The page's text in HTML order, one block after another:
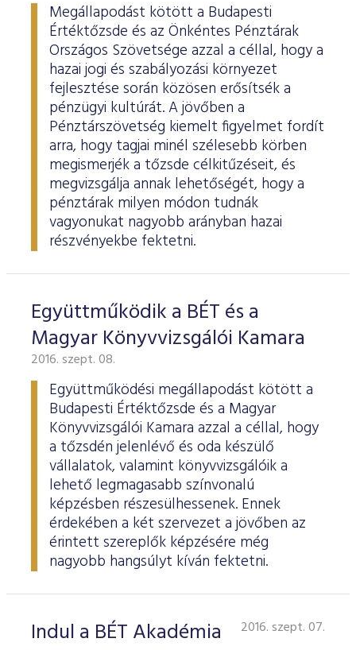
Megállapodást kötött a Budapesti
Értéktőzsde és az Önkéntes Pénztárak
Országos Szövetsége azzal a céllal, hogy a
hazai jogi és szabályozási környezet
fejlesztése során közösen erősítsék a
pénzügyi kultúrát. A jövőben a
Pénztárszövetség kiemelt figyelmet fordít
arra, hogy tagjai minél szélesebb körben
megismerjék a tőzsde célkitűzéseit, és
megvizsgálja annak lehetőségét, hogy a
pénztárak milyen módon tudnák
vagyonukat nagyobb arányban hazai
részvényekbe fektetni.
Együttműködik a BÉT és a
Magyar Könyvvizsgálói Kamara
2016. szept. 08.
Együttműködési megállapodást kötött a
Budapesti Értéktőzsde és a Magyar
Könyvvizsgálói Kamara azzal a céllal, hogy
a tőzsdén jelenlévő és oda készülő
vállalatok, valamint könyvvizsgálóik a
lehető legmagasabb színvonalú
képzésben részesülhessenek. Ennek
érdekében a két szervezet a jövőben az
érintett szereplők képzésére még
nagyobb hangsúlyt kíván fektetni.
Indul a BÉT Akadémia 2016. szept. 07.